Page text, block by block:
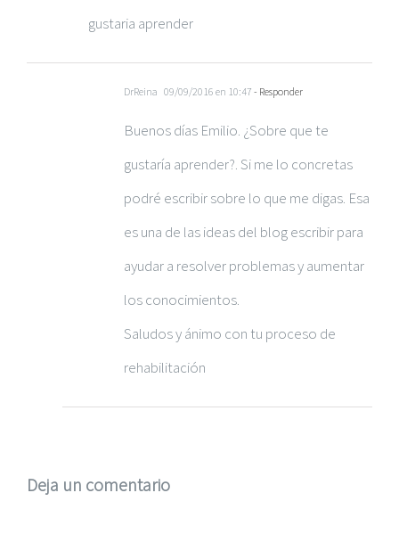
gustaria aprender
DrReina 09/09/2016 en 10:47 - Responder
Buenos días Emilio. ¿Sobre que te
gustaría aprender?. Si me lo concretas
podré escribir sobre lo que me digas. Esa
es una de las ideas del blog escribir para
ayudar a resolver problemas y aumentar
los conocimientos.
Saludos y ánimo con tu proceso de
rehabilitación
Deja un comentario